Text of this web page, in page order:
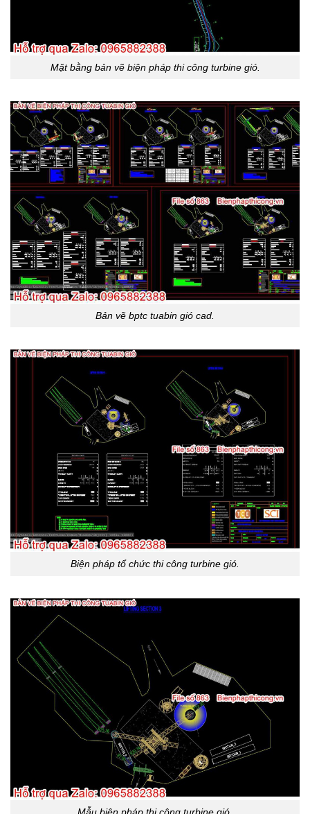
Mặt bằng bản vẽ biện pháp thi công turbine gió.
Bản vẽ bptc tuabin gió cad.
Biện pháp tổ chức thi công turbine gió.